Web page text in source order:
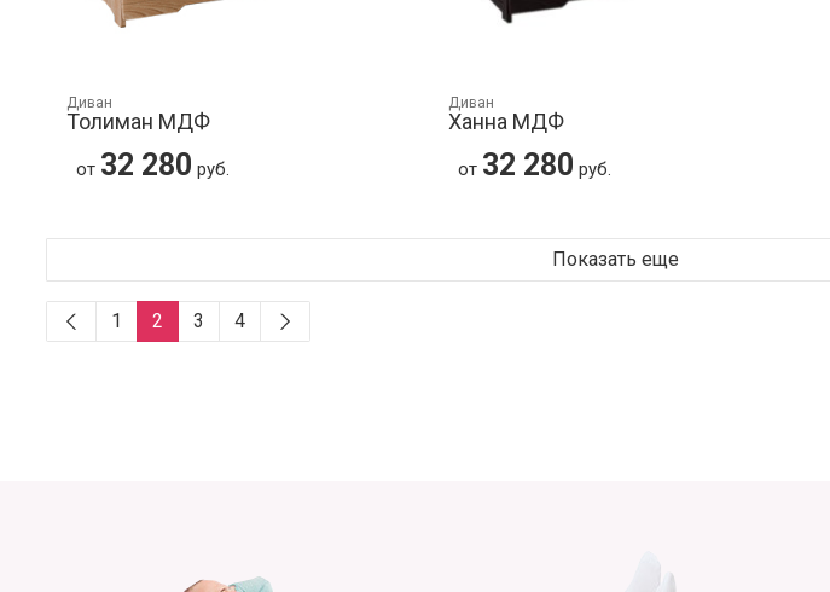
Диван
Толиман МДФ
от 32 280 руб.
Диван
Ханна МДФ
от 32 280 руб.
Показать еще
1 2 3 4